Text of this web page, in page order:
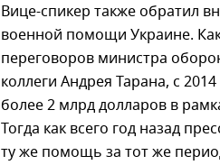
Вице-спикер также обратил
военной помощи Украине.
переговоров министра
коллеги Андрея Тарана, с
более 2 млрд долларов в
Тогда как всего год назад
ту же помощь за тот же